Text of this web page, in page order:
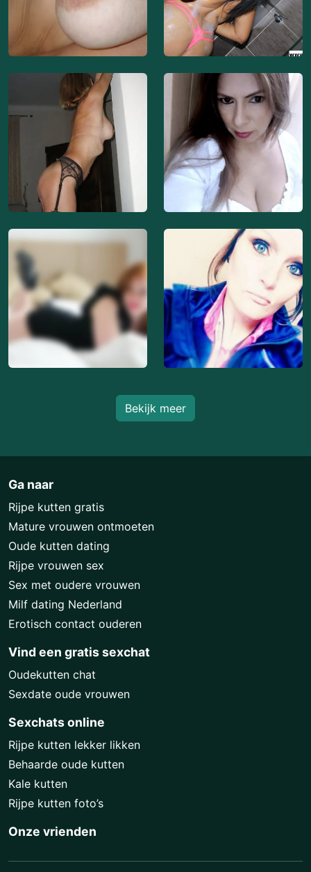
Bekijk meer
Ga naar
Rijpe kutten gratis
Mature vrouwen ontmoeten
Oude kutten dating
Rijpe vrouwen sex
Sex met oudere vrouwen
Milf dating Nederland
Erotisch contact ouderen
Vind een gratis sexchat
Oudekutten chat
Sexdate oude vrouwen
Sexchats online
Rijpe kutten lekker likken
Behaarde oude kutten
Kale kutten
Rijpe kutten foto’s
Onze vrienden